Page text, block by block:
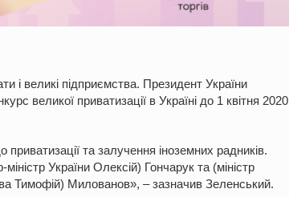
і великі підприємства. Президент України
великої приватизації в Україні до 1 квітня 2020
та залучення іноземних радників.
України Олексій) Гончарук та (міністр
Тимофій) Милованов», – зазначив Зеленський.